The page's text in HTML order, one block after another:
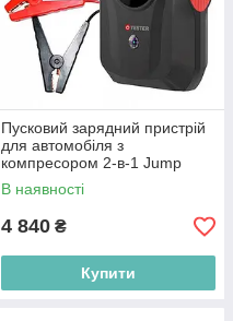
Пусковий зарядний пристрій
для автомобіля з
компресором 2-в-1 Jump
Starter 12 V 2000 A
В наявності
4 840 ₴
Купити